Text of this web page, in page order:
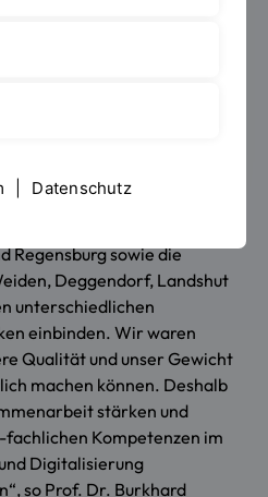
Regensburg sowie die
Deggendorf, Landshut
unterschiedlichen
einbinden. Wir waren
Qualität und unser Gewicht
machen können. Deshalb
stärken und
Kompetenzen im
Digitalisierung
so Prof. Dr. Burkhard
Datenschutz